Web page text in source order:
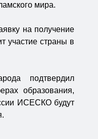
мира.
на получение
участие страны в
подтвердил
образования,
ИСЕСКО будут